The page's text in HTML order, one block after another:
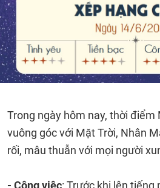
Trong ngày hôm nay, thời điểm
vuông góc với Mặt Trời, Nhân
rối, mâu thuẫn với mọi người
- Công việc: Trước khi lên tiếng